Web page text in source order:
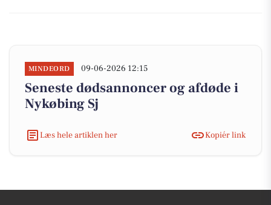
MINDEORD 09-06-2026 12:15
Seneste dødsannoncer og afdøde i
Nykøbing Sj
Læs hele artiklen her Kopiér link